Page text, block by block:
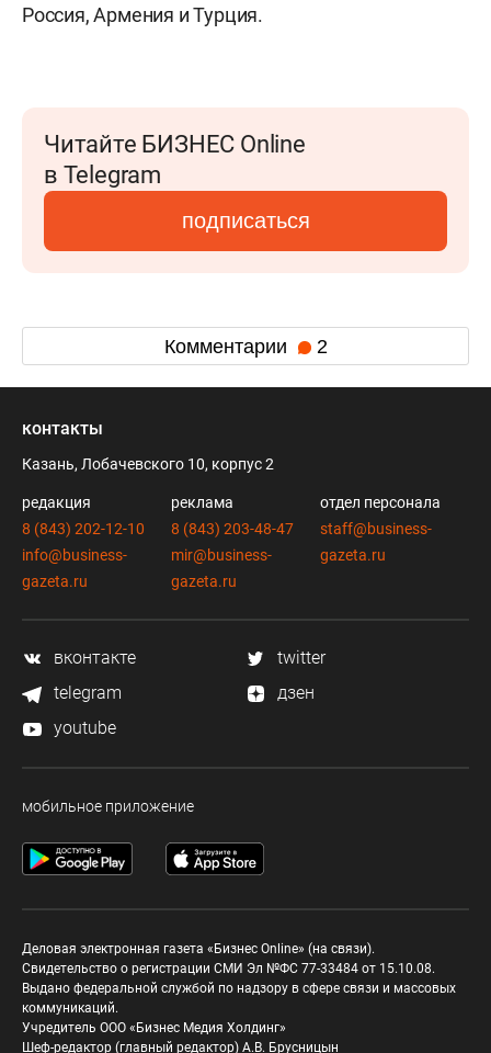
Россия, Армения и Турция.
Читайте БИЗНЕС Online
в Telegram
подписаться
Комментарии 2
контакты
Казань, Лобачевского 10, корпус 2
редакция
8 (843) 202-12-10
info@business-
gazeta.ru
реклама
8 (843) 203-48-47
mir@business-
gazeta.ru
отдел персонала
staff@business-
gazeta.ru
вконтакте
twitter
telegram
дзен
youtube
мобильное приложение
Деловая электронная газета «Бизнес Online» (на связи).
Свидетельство о регистрации СМИ Эл №ФС 77-33484 от 15.10.08.
Выдано федеральной службой по надзору в сфере связи и массовых
коммуникаций.
Учредитель ООО «Бизнес Медия Холдинг»
Шеф-редактор (главный редактор) А.В. Брусницын